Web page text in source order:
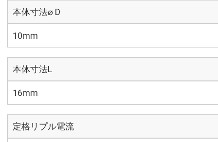
本体寸法⌀ D
10mm
本体寸法L
16mm
定格リプル電流